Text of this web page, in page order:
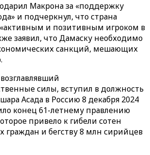
Макрона за «поддержку
и подчеркнул, что страна
и позитивным игроком в
заявил, что Дамаску необходимо
санкций, мешающих
силы, вступил в должность
Асада в Россию 8 декабря 2024
конец 61-летнему правлению
привело к гибели сотен
граждан и бегству 8 млн сирийцев